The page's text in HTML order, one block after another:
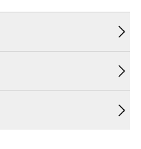
Absolu
θερμοπροστατευτικό
Θέλετε πιο
το πιστολάκι σας
τα μαλλιά σας.
από 25%